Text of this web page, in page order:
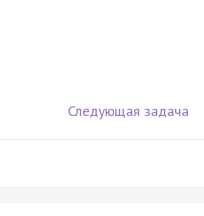
Следующая задача